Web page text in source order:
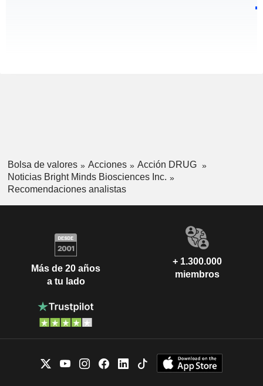
Bolsa de valores Acciones
Acción DRUG
Noticias Bright Minds Biosciences Inc.
Recomendaciones analistas
Más de 20 años
a tu lado
+ 1.300.000
miembros